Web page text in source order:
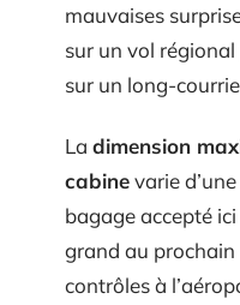
mauvaises
sur un vol
sur un long-
La dimension
cabinevarie
bagage accepté
grand au
contrôles à